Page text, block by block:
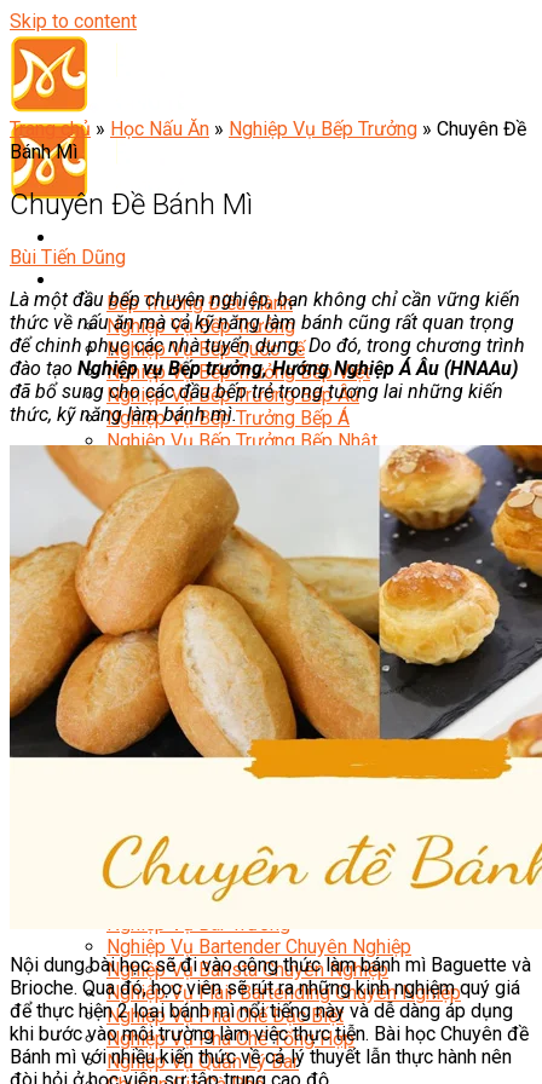
Skip to content
Bếp Trưởng Điều Hành
Nghiệp Vụ Bếp Trưởng
Nghiệp Vụ Bếp Quốc Tế
Nghiệp Vụ Bếp Trưởng Bếp Việt
Nghiệp Vụ Bếp Trưởng Bếp Âu
Nghiệp Vụ Bếp Trưởng Bếp Á
Nghiệp Vụ Bếp Trưởng Bếp Nhật
Nghiệp Vụ Bếp Trưởng Bếp Hoa
Nghiệp Vụ Bếp Hàn
Nghiệp Vụ Bếp Thái
Nghiệp Vụ Bếp Chay
Nghiệp Vụ Quản Lý Bếp
Nghiệp Vụ Cấp Dưỡng
Nghiệp Vụ Bếp Phụ
Điểm Tâm Hồng Kông
Eat Clean
Food Stylist
Master Class
Bếp Gia Đình
Học Nấu Ăn Mở Quán
Chuyên Đề Bếp Nóng
Khởi Sự Kinh Doanh Ngành F&B
Bí Quyết Kinh Doanh và Vận Hành Mô Hình Ẩm
Thực
Video Dạy Nấu Ăn
Nghiệp Vụ Bar Trưởng
Nghiệp Vụ Bartender Chuyên Nghiệp
Nghiệp Vụ Barista Chuyên Nghiệp
Nghiệp Vụ Flair Bartending Chuyên Nghiệp
Nghiệp Vụ Pha Chế Đặc Biệt
Nghiệp Vụ Pha Chế Tổng Hợp
Nghiệp Vụ Quản Lý Bar
Trang chủ » Học Nấu Ăn » Nghiệp Vụ Bếp Trưởng » Chuyên Đề
Bánh Mì
Chuyên Đề Bánh Mì
Bùi Tiến Dũng
Là một đầu bếp chuyên nghiệp, bạn không chỉ cần vững kiến
thức về nấu ăn mà cả kỹ năng làm bánh cũng rất quan trọng
để chinh phục các nhà tuyển dụng. Do đó, trong chương trình
đào tạo Nghiệp vụ Bếp trưởng, Hướng Nghiệp Á Âu (HNAAu)
đã bổ sung cho các đầu bếp trẻ trong tương lai những kiến
thức, kỹ năng làm bánh mì.
Nội dung bài học sẽ đi vào công thức làm bánh mì Baguette và
Brioche. Qua đó, học viên sẽ rút ra những kinh nghiệm quý giá
để thực hiện 2 loại bánh mì nổi tiếng này và dễ dàng áp dụng
khi bước vào môi trường làm việc thực tiễn. Bài học Chuyên đề
Bánh mì với nhiều kiến thức về cả lý thuyết lẫn thực hành nên